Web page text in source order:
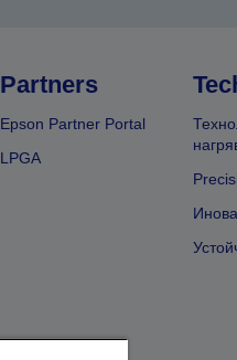
Partners
Epson Partner Portal
LPGA